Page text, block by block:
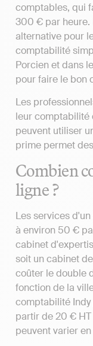
comptables, qui
300 € par heure.
alternative pour
comptabilité
Porcien et dans
pour faire le bon
Les
leur comptabilité
peuvent utiliser
prime permet
Combien
ligne ?
Les services
à environ 50 €
cabinet
soit un cabinet
coûter le double
fonction de la
comptabilité
partir de 20 €
peuvent varier